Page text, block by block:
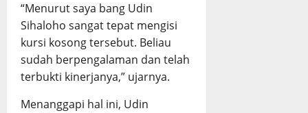
“Menurut saya bang Udin
Sihaloho sangat tepat mengisi
kursi kosong tersebut. Beliau
sudah berpengalaman dan telah
terbukti kinerjanya,” ujarnya.
Menanggapi hal ini, Udin